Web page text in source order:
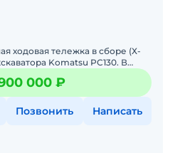
ходовая тележка в сборе (Х-
Komatsu PC130. В
ходовой Коматсу РС 130: Рама,
000 ₽
Позвонить Написать